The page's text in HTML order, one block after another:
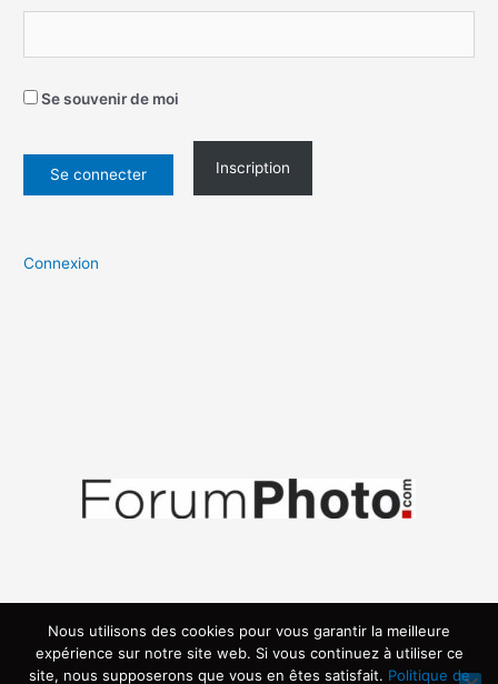
Se souvenir de moi
Inscription
Connexion
Nous utilisons des cookies pour vous garantir la meilleure
expérience sur notre site web. Si vous continuez à utiliser ce
site, nous supposerons que vous en êtes satisfait. Politique de